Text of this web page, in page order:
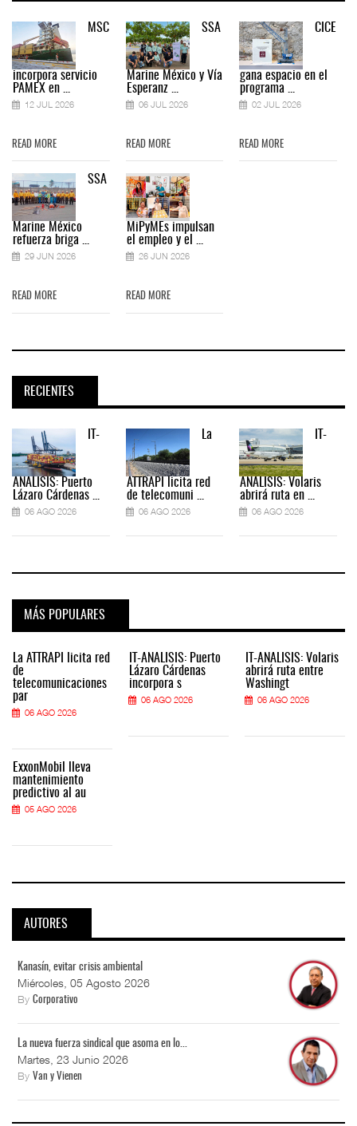
MSC
incorpora servicio
PAMEX en ...
12 JUL 2026
READ MORE
SSA
Marine México
refuerza briga ...
29 JUN 2026
READ MORE
SSA
Marine México y Vía
Esperanz ...
06 JUL 2026
READ MORE
MiPyMEs impulsan
el empleo y el ...
26 JUN 2026
READ MORE
CICE
gana espacio en el
programa ...
02 JUL 2026
READ MORE
RECIENTES
IT-
ANÁLISIS: Puerto
Lázaro Cárdenas ...
06 AGO 2026
La
ATTRAPI licita red
de telecomuni ...
06 AGO 2026
IT-
ANÁLISIS: Volaris
abrirá ruta en ...
06 AGO 2026
MÁS POPULARES
La ATTRAPI licita red
de
telecomunicaciones
par
06 AGO 2026
ExxonMobil lleva
mantenimiento
predictivo al au
05 AGO 2026
IT-ANÁLISIS: Puerto
Lázaro Cárdenas
incorpora s
06 AGO 2026
IT-ANÁLISIS: Volaris
abrirá ruta entre
Washingt
06 AGO 2026
AUTORES
Kanasín, evitar crisis ambiental
Miércoles, 05 Agosto 2026
By Corporativo
La nueva fuerza sindical que asoma en lo...
Martes, 23 Junio 2026
By Van y Vienen